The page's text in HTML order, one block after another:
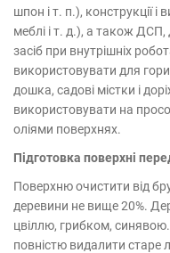
шпон і т. п.), конструкції
меблі і т. д.), а також
засіб при внутрішніх
використовувати для
дошка, садові містки і
використовувати на
оліями поверхнях.
Підготовка поверхні
Поверхню очистити від
деревини не вище 20%.
цвіллю, грибком,
повністю видалити